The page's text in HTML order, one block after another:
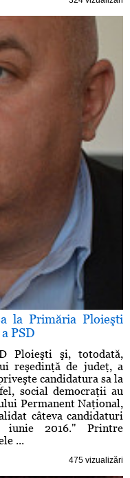
la Primăria Ploieşti
PSD
Ploieşti şi, totodată,
reşedinţă de judeţ, a
candidatura sa la
social democraţii au
Permanent Naţional,
câteva candidaturi
2016." Printre
...
475 vizualizări